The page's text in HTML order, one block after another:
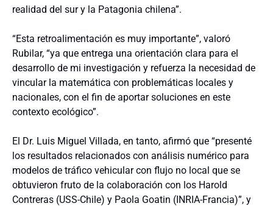
realidad del sur y la Patagonia chilena”.
“Esta retroalimentación es muy importante”, valoró
Rubilar, “ya que entrega una orientación clara para el
desarrollo de mi investigación y refuerza la necesidad de
vincular la matemática con problemáticas locales y
nacionales, con el fin de aportar soluciones en este
contexto ecológico”.
El Dr. Luis Miguel Villada, en tanto, afirmó que “presenté
los resultados relacionados con análisis numérico para
modelos de tráfico vehicular con flujo no local que se
obtuvieron fruto de la colaboración con los Harold
Contreras (USS-Chile) y Paola Goatin (INRIA-Francia)”, y